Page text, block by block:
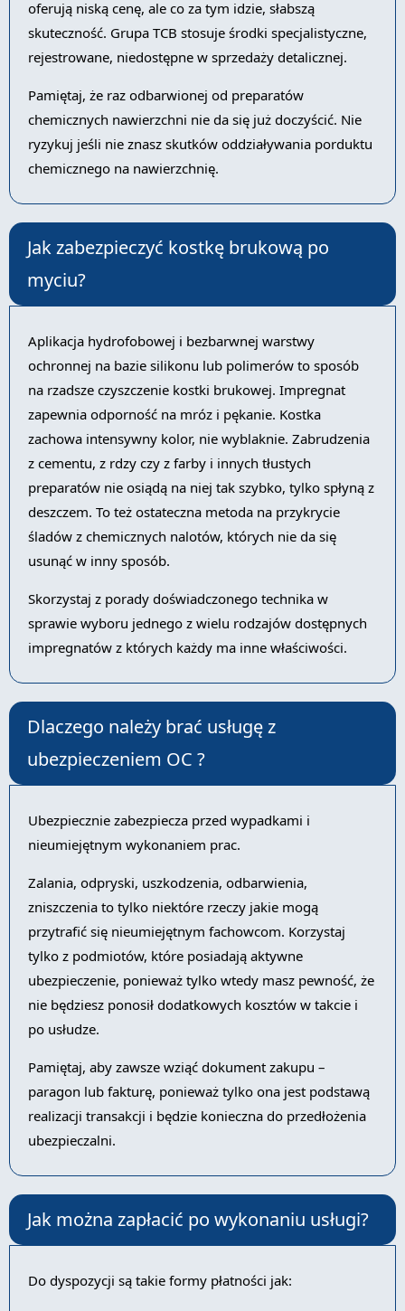
oferują niską cenę, ale co za tym idzie, słabszą
skuteczność. Grupa TCB stosuje środki specjalistyczne,
rejestrowane, niedostępne w sprzedaży detalicznej.
Pamiętaj, że raz odbarwionej od preparatów
chemicznych nawierzchni nie da się już doczyścić. Nie
ryzykuj jeśli nie znasz skutków oddziaływania porduktu
chemicznego na nawierzchnię.
Jak zabezpieczyć kostkę brukową po
myciu?
Aplikacja hydrofobowej i bezbarwnej warstwy
ochronnej na bazie silikonu lub polimerów to sposób
na rzadsze czyszczenie kostki brukowej. Impregnat
zapewnia odporność na mróz i pękanie. Kostka
zachowa intensywny kolor, nie wyblaknie. Zabrudzenia
z cementu, z rdzy czy z farby i innych tłustych
preparatów nie osiądą na niej tak szybko, tylko spłyną z
deszczem. To też ostateczna metoda na przykrycie
śladów z chemicznych nalotów, których nie da się
usunąć w inny sposób.
Skorzystaj z porady doświadczonego technika w
sprawie wyboru jednego z wielu rodzajów dostępnych
impregnatów z których każdy ma inne właściwości.
Dlaczego należy brać usługę z
ubezpieczeniem OC ?
Ubezpiecznie zabezpiecza przed wypadkami i
nieumiejętnym wykonaniem prac.
Zalania, odpryski, uszkodzenia, odbarwienia,
zniszczenia to tylko niektóre rzeczy jakie mogą
przytrafić się nieumiejętnym fachowcom. Korzystaj
tylko z podmiotów, które posiadają aktywne
ubezpieczenie, ponieważ tylko wtedy masz pewność, że
nie będziesz ponosił dodatkowych kosztów w takcie i
po usłudze.
Pamiętaj, aby zawsze wziąć dokument zakupu –
paragon lub fakturę, ponieważ tylko ona jest podstawą
realizacji transakcji i będzie konieczna do przedłożenia
ubezpieczalni.
Jak można zapłacić po wykonaniu usługi?
Do dyspozycji są takie formy płatności jak: